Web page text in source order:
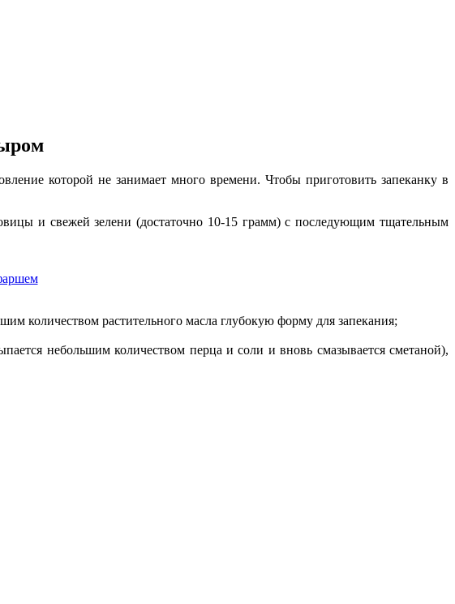
которой не занимает много времени. Чтобы приготовить запеканку в
и свежей зелени (достаточно 10-15 грамм) с последующим тщательным
количеством растительного масла глубокую форму для запекания;
небольшим количеством перца и соли и вновь смазывается сметаной),